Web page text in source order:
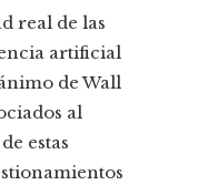
real de las
artificial
de Wall
al
estas